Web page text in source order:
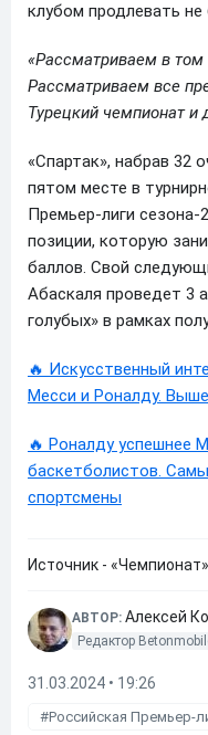
клубом продлевать не
«Рассматриваем в том
Рассматриваем все
Турецкий чемпионат и
«Спартак», набрав 32
пятом месте в
Премьер-лиги
позиции, которую
баллов. Свой
Абаскаля проведет 3
голубых» в рамках
🔥 Искусственный
Месси и Роналду.
🔥 Роналду успешнее
баскетболистов.
спортсмены
Источник - «Чемпионат»
АВТОР: Алексей
Редактор
31.03.2024 • 19:26
Российская Премьер-